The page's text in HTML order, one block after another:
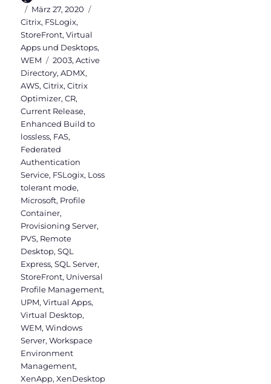
Veröffentlicht
am
März 27, 2020
Citrix, FSLogix,
StoreFront,Virtual
Apps und Desktops,
WEM
Schlagwörter
2003,Active
Directory,ADMX,
AWS,Citrix,Citrix
Optimizer,CR,
Current Release,
Enhanced Build to
lossless, FAS,
Federated
Authentication
Service, FSLogix, Loss
tolerant mode,
Microsoft, Profile
Container,
Provisioning Server,
PVS, Remote
Desktop,SQL
Express,SQL Server,
StoreFront, Universal
Profile Management,
UPM,Virtual Apps,
Virtual Desktop,
WEM,Windows
Server,Workspace
Environment
Management,
XenApp,XenDesktop